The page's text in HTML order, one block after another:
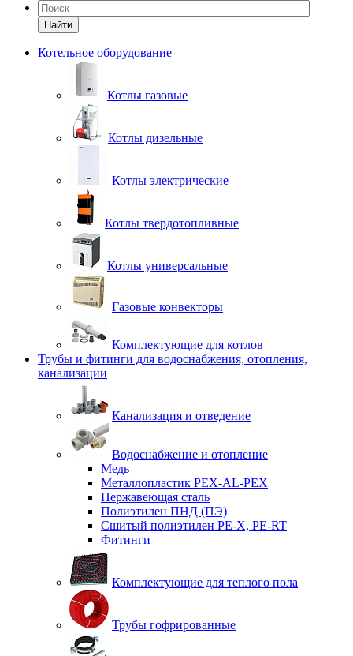
Найти
Котельное оборудование
Котлы газовые
Котлы дизельные
Котлы электрические
Котлы твердотопливные
Котлы универсальные
Газовые конвекторы
Комплектующие для котлов
Трубы и фитинги для водоснабжения, отопления,
канализации
Канализация и отведение
Водоснабжение и отопление
Медь
Металлопластик PEX-AL-PEX
Нержавеющая сталь
Полиэтилен ПНД (ПЭ)
Сшитый полиэтилен PE-X, PE-RT
Фитинги
Комплектующие для теплого пола
Трубы гофрированные